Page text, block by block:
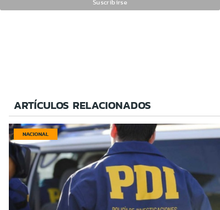
ARTÍCULOS RELACIONADOS
NACIONAL